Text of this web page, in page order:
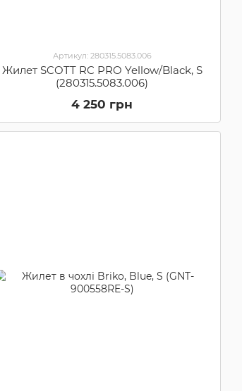
Артикул: 280315.5083.006
Жилет SCOTT RC PRO Yellow/Black, S
(280315.5083.006)
4 250 грн